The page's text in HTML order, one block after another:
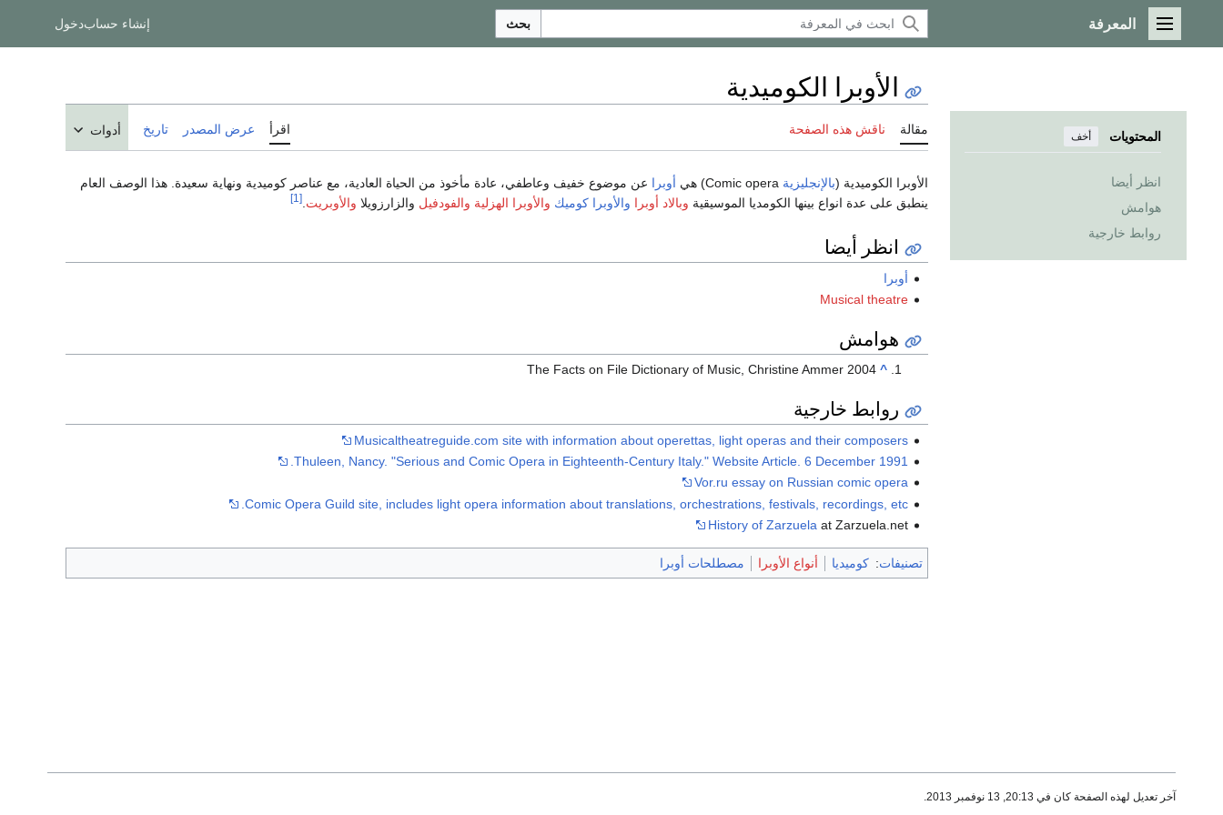
القائمة الرئيسية
المعرفة بحث إنشاء حسابدخول
المحتويات أخف
انظر أيضا
هوامش
روابط خارجية
الأوبرا الكوميدية
مقالة ناقش هذه الصفحة اقرأ عرض المصدر تاريخ أدوات
الأوبرا الكوميدية (بالإنجليزية أوبرا عن موضوع خفيف وعاطفي، عادة مأخوذ من الحياة العادية، مع عناصر كوميدية ونهاية سعيدة. هذا الوصف العام
ينطبق على عدة انواع بينها الكومديا الموسيقية وبالاد أوبرا والأوبرا كوميك والأوبرا الهزلية والفودفيل والزارزويلا والأوبريت [1]
انظر أيضا
أوبرا
Musical theatre
هوامش
^
The Facts on File Dictionary of Music, Christine Ammer 2004
روابط خارجية
Musicaltheatreguide.com site with information about operettas, light operas and their composers
Thuleen, Nancy. "Serious and Comic Opera in Eighteenth-Century Italy." Website Article. 6 December 1991.
Vor.ru essay on Russian comic opera
Comic Opera Guild site, includes light opera information about translations, orchestrations, festivals, recordings, etc.
History of Zarzuela at Zarzuela.net
تصنيفات: كوميديا أنواع الأوبرا مصطلحات أوبرا
آخر تعديل لهذه الصفحة كان في 20:13, 13 نوفمبر 2013.